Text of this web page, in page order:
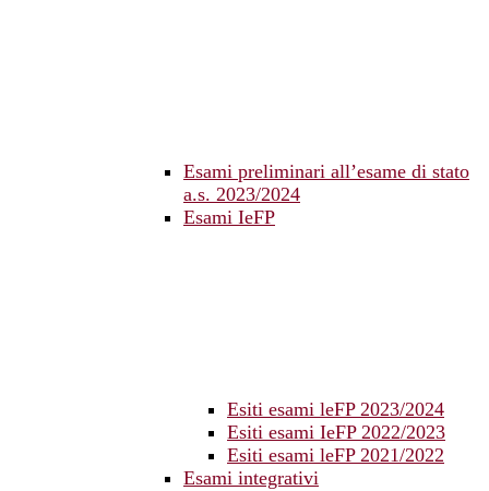
Esami preliminari all’esame di stato
a.s. 2023/2024
Esami IeFP
Esiti esami leFP 2023/2024
Esiti esami IeFP 2022/2023
Esiti esami leFP 2021/2022
Esami integrativi